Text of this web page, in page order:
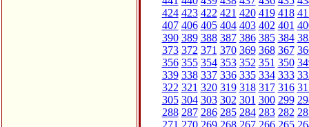
424 423 422 421 420 419 418
407 406 405 404 403 402 401
390 389 388 387 386 385 384
373 372 371 370 369 368 367
356 355 354 353 352 351 350
339 338 337 336 335 334 333
322 321 320 319 318 317 316
305 304 303 302 301 300 299
288 287 286 285 284 283 282
271 270 269 268 267 266 265